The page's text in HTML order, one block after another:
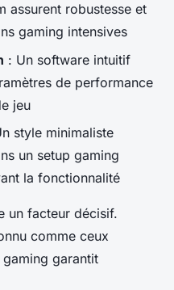
assurent robustesse et
gaming intensives
: Un software intuitif
de performance
jeu
style minimaliste
un setup gaming
la fonctionnalité
un facteur décisif.
comme ceux
garantit